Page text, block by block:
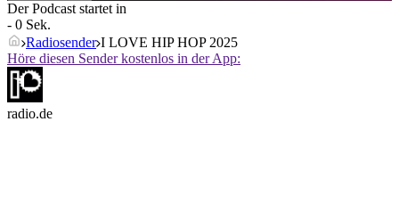
Der Podcast startet in
- 0 Sek.
Radiosender I LOVE HIP HOP 2025
Höre diesen Sender kostenlos in der App:
radio.de